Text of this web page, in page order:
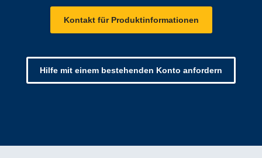
Kontakt für Produktinformationen
Hilfe mit einem bestehenden Konto anfordern